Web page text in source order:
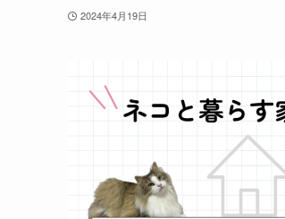
2024年4月19日